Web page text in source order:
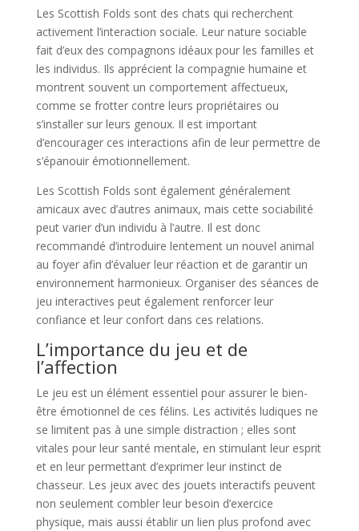
Les Scottish Folds sont des chats qui recherchent
activement l’interaction sociale. Leur nature sociable
fait d’eux des compagnons idéaux pour les familles et
les individus. Ils apprécient la compagnie humaine et
montrent souvent un comportement affectueux,
comme se frotter contre leurs propriétaires ou
s’installer sur leurs genoux. Il est important
d’encourager ces interactions afin de leur permettre de
s’épanouir émotionnellement.
Les Scottish Folds sont également généralement
amicaux avec d’autres animaux, mais cette sociabilité
peut varier d’un individu à l’autre. Il est donc
recommandé d’introduire lentement un nouvel animal
au foyer afin d’évaluer leur réaction et de garantir un
environnement harmonieux. Organiser des séances de
jeu interactives peut également renforcer leur
confiance et leur confort dans ces relations.
L’importance du jeu et de
l’affection
Le jeu est un élément essentiel pour assurer le bien-
être émotionnel de ces félins. Les activités ludiques ne
se limitent pas à une simple distraction ; elles sont
vitales pour leur santé mentale, en stimulant leur esprit
et en leur permettant d’exprimer leur instinct de
chasseur. Les jeux avec des jouets interactifs peuvent
non seulement combler leur besoin d’exercice
physique, mais aussi établir un lien plus profond avec